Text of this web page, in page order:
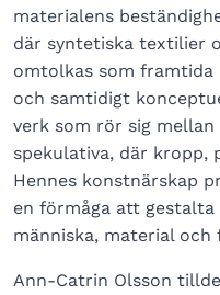
materialens
där syntetiska textilier
omtolkas som
och samtidigt
verk som rör sig
spekulativa, där kropp,
Hennes konstnärskap
en förmåga att
människa, material och
Ann-Catrin Olsson